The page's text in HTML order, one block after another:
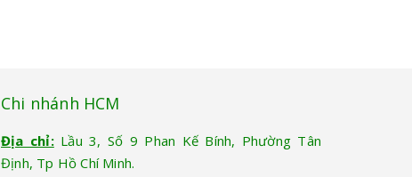
Chi nhánh HCM
Địa chỉ:Lầu 3, Số 9 Phan Kế Bính, Phường Tân
Định, Tp Hồ Chí Minh.